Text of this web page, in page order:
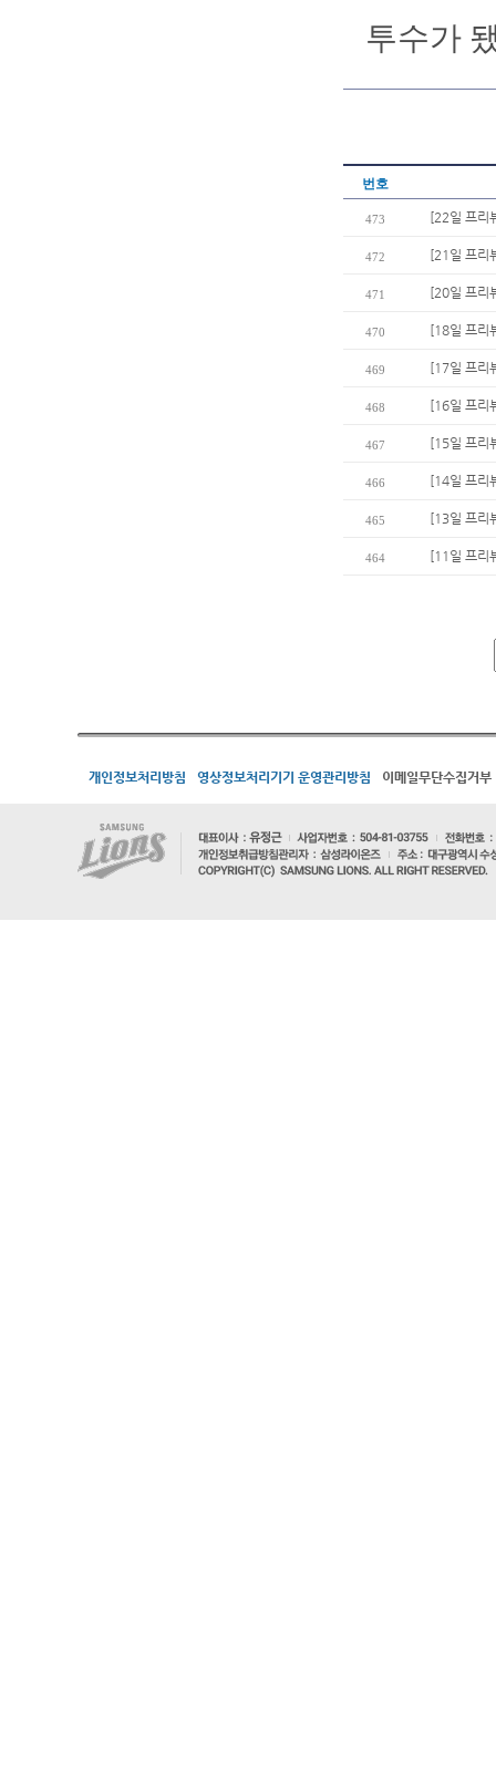
투수가
번호
473 [22일 프리
472 [21일 프리
471 [20일 프리
470 [18일 프리
469 [17일 프리
468 [16일 프리
467 [15일 프리
466 [14일 프리
465 [13일 프리
464 [11일 프리
개인정보처리방침 영상정보처리기기 운영관리방침 이메일무단수집거부